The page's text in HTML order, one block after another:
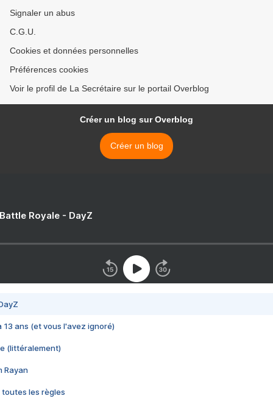
Signaler un abus
C.G.U.
Cookies et données personnelles
Préférences cookies
Voir le profil de La Secrétaire sur le portail Overblog
Créer un blog sur Overblog
Créer un blog
Royale - DayZ
13 ans (et vous l'avez ignoré)
(littéralement)
Rayan
toutes les règles